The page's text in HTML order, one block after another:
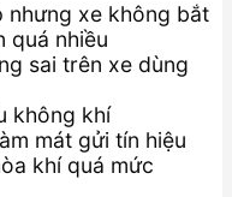
nhưng xe không bắt
quá nhiều
sai trên xe dùng
không khí
mát gửi tín hiệu
khí quá mức